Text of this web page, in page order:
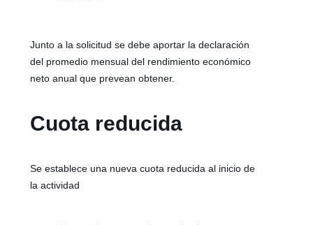
Junto a la solicitud se debe aportar la declaración
del promedio mensual del rendimiento económico
neto anual que prevean obtener.
Cuota reducida
Se establece una nueva cuota reducida al inicio de
la actividad